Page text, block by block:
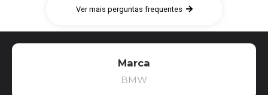
Ver mais perguntas frequentes
Marca
BMW